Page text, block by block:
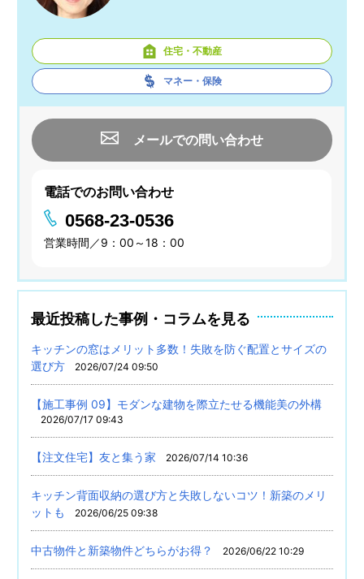
住宅・不動産
マネー・保険
メールでの問い合わせ
電話でのお問い合わせ
0568-23-0536
営業時間／9：00～18：00
最近投稿した事例・コラムを見る
キッチンの窓はメリット多数！失敗を防ぐ配置とサイズの
選び方
2026/07/24 09:50
【施工事例 09】モダンな建物を際立たせる機能美の外構
2026/07/17 09:43
【注文住宅】友と集う家 2026/07/14 10:36
キッチン背面収納の選び方と失敗しないコツ！新築のメリ
ットも
2026/06/25 09:38
中古物件と新築物件どちらがお得？ 2026/06/22 10:29